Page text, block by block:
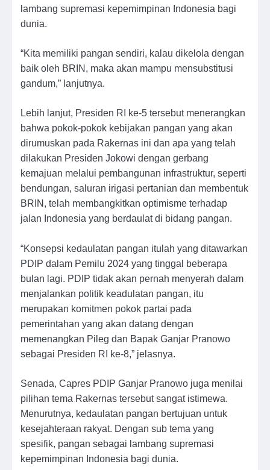
lambang supremasi kepemimpinan Indonesia bagi
dunia.
“Kita memiliki pangan sendiri, kalau dikelola dengan
baik oleh BRIN, maka akan mampu mensubstitusi
gandum,” lanjutnya.
Lebih lanjut, Presiden RI ke-5 tersebut menerangkan
bahwa pokok-pokok kebijakan pangan yang akan
dirumuskan pada Rakernas ini dan apa yang telah
dilakukan Presiden Jokowi dengan gerbang
kemajuan melalui pembangunan infrastruktur, seperti
bendungan, saluran irigasi pertanian dan membentuk
BRIN, telah membangkitkan optimisme terhadap
jalan Indonesia yang berdaulat di bidang pangan.
“Konsepsi kedaulatan pangan itulah yang ditawarkan
PDIP dalam Pemilu 2024 yang tinggal beberapa
bulan lagi. PDIP tidak akan pernah menyerah dalam
menjalankan politik keadulatan pangan, itu
merupakan komitmen pokok partai pada
pemerintahan yang akan datang dengan
memenangkan Pileg dan Bapak Ganjar Pranowo
sebagai Presiden RI ke-8,” jelasnya.
Senada, Capres PDIP Ganjar Pranowo juga menilai
pilihan tema Rakernas tersebut sangat istimewa.
Menurutnya, kedaulatan pangan bertujuan untuk
kesejahteraan rakyat. Dengan sub tema yang
spesifik, pangan sebagai lambang supremasi
kepemimpinan Indonesia bagi dunia.